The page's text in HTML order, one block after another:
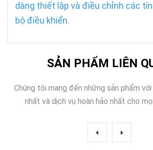
dàng thiết lập và điều chỉnh các
bộ điều khiển.
SẢN PHẨM LIÊN
Chúng tôi mang đến những sản phẩm
nhất và dịch vụ hoàn hảo nhất cho